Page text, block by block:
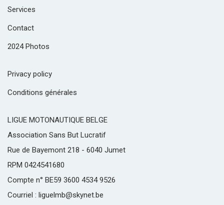
Services
Contact
2024 Photos
Privacy policy
Conditions générales
LIGUE MOTONAUTIQUE BELGE
Association Sans But Lucratif
Rue de Bayemont 218 - 6040 Jumet
RPM 0424541680
Compte n° BE59 3600 4534 9526
Courriel : liguelmb@skynet.be